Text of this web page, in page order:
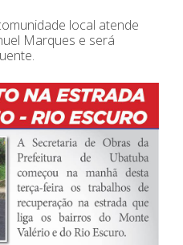
local atende
Marques e será